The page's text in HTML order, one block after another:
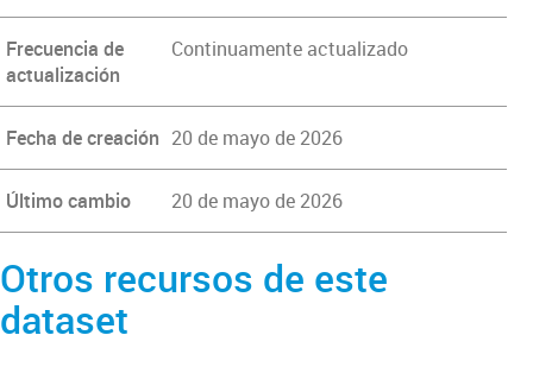
Frecuencia de
actualización
Continuamente actualizado
Fecha de creación 20 de mayo de 2026
Último cambio 20 de mayo de 2026
Otros recursos de este
dataset